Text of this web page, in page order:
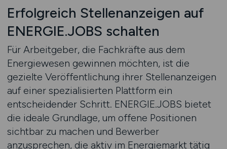
Erfolgreich Stellenanzeigen auf
ENERGIE.JOBS schalten
Für Arbeitgeber, die Fachkräfte aus dem
Energiewesen gewinnen möchten, ist die
gezielte Veröffentlichung ihrer Stellenanzeigen
auf einer spezialisierten Plattform ein
entscheidender Schritt. ENERGIE.JOBS bietet
die ideale Grundlage, um offene Positionen
sichtbar zu machen und Bewerber
anzusprechen, die aktiv im Energiemarkt tätig